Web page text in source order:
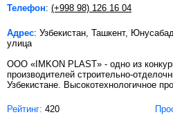
Телефон: (+998 98) 126 16 04
Адрес: Узбекистан, Ташкент,
улица
ООО «IMKON PLAST» - одно из
производителей строительно-
Узбекистане. Высокотехнологичное
Рейтинг: 420